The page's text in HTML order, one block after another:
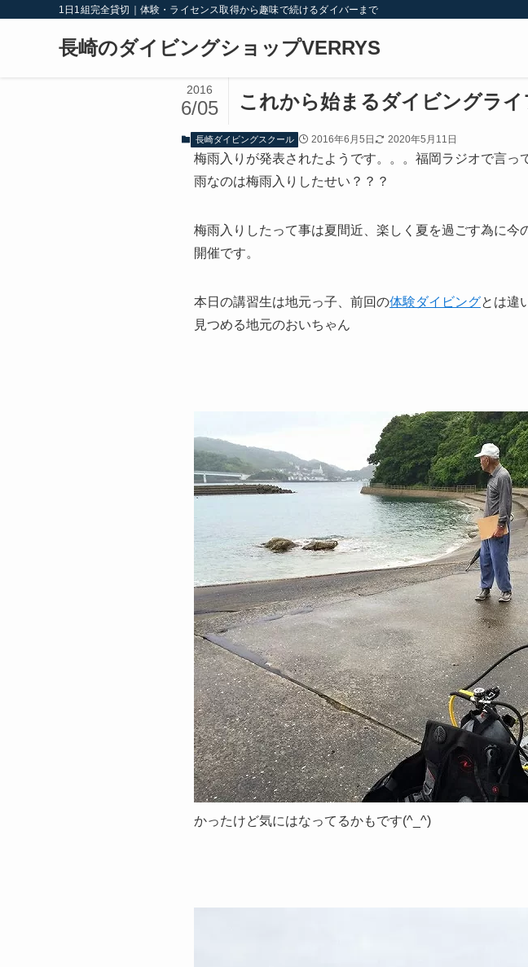
1日1組完全貸切｜体験・ライセンス取得から趣味で続けるダイバーまで
長崎のダイビングショップVERRYS
これから始まるダイビングライ
2016
6/05
長崎ダイビングスクール 2016年6月5日 2020年5月11日
梅雨入りが発表されたようです。。。福岡ラジオで言
雨なのは梅雨入りしたせい？？？
梅雨入りしたって事は夏間近、楽しく夏を過ごす為に今
開催です。
本日の講習生は地元っ子、前回の体験ダイビングとは違
見つめる地元のおいちゃん
かったけど気にはなってるかもです(^_^)